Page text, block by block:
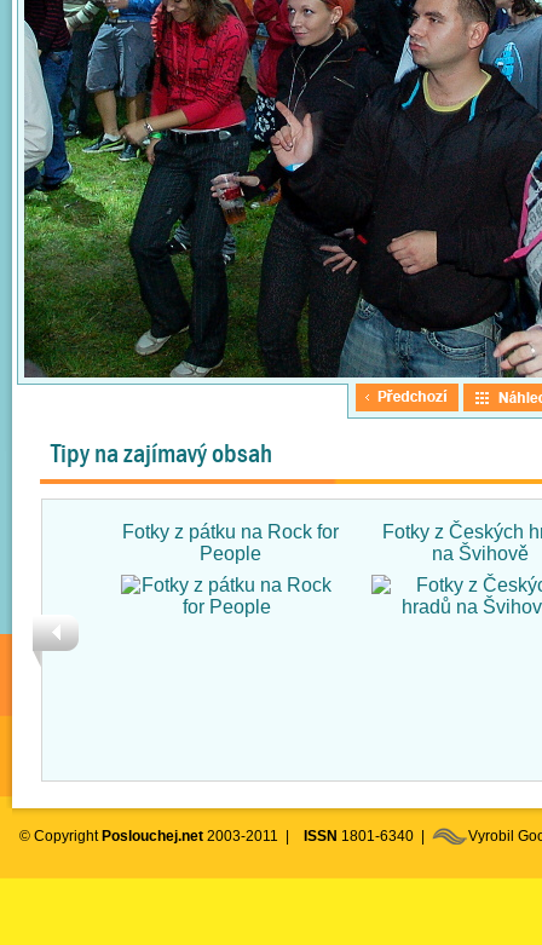
Tipy na zajímavý obsah
Fotky z pátku na Rock for
People
Fotky z Českých
na Švihově
© Copyright Poslouchej.net 2003-2011 | ISSN 1801-6340 | Vyrobil